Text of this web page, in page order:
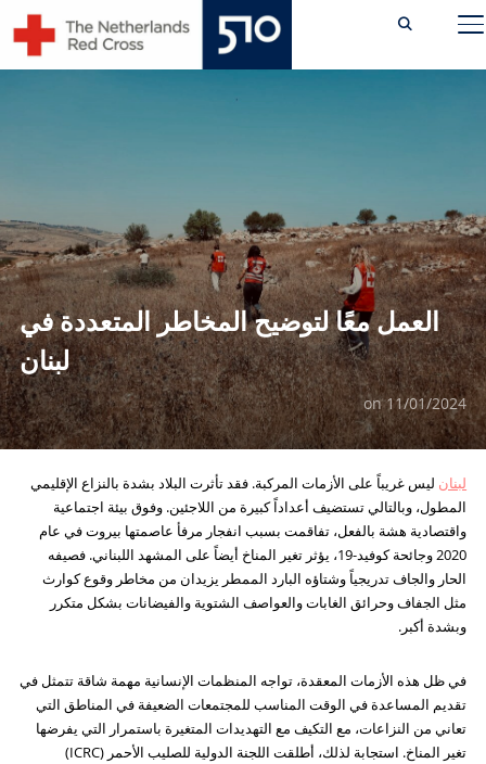
Skip
to
TOGGLE SIDEBAR & NAVIGATION
العمل معًا لتوضيح المخاطر المتعددة في
لبنان
on11/01/2024
لبنان ليس غريباً على الأزمات المركبة. فقد تأثرت البلاد بشدة بالنزاع الإقليمي
المطول، وبالتالي تستضيف أعداداً كبيرة من اللاجئين. وفوق بيئة اجتماعية
واقتصادية هشة بالفعل، تفاقمت بسبب انفجار مرفأ عاصمتها بيروت في عام
2020 وجائحة كوفيد-19، يؤثر تغير المناخ أيضاً على المشهد اللبناني. فصيفه
الحار والجاف تدريجياً وشتاؤه البارد الممطر يزيدان من مخاطر وقوع كوارث
مثل الجفاف وحرائق الغابات والعواصف الشتوية والفيضانات بشكل متكرر
وبشدة أكبر.
في ظل هذه الأزمات المعقدة، تواجه المنظمات الإنسانية مهمة شاقة تتمثل في
تقديم المساعدة في الوقت المناسب للمجتمعات الضعيفة في المناطق التي
تعاني من النزاعات، مع التكيف مع التهديدات المتغيرة باستمرار التي يفرضها
تغير المناخ. استجابة لذلك، أطلقت اللجنة الدولية للصليب الأحمر (ICRC)